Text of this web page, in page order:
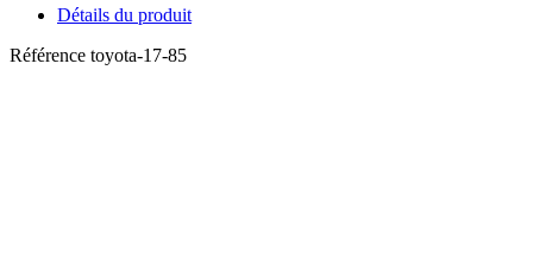
Détails du produit
Référence toyota-17-85